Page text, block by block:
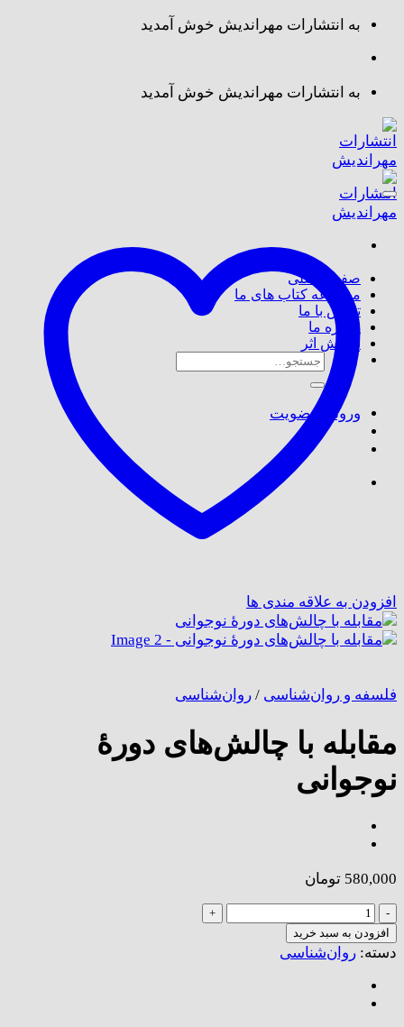
Skip
content
به انتشارات مهراندیش خوش آمدید
به انتشارات مهراندیش خوش آمدید
صفحه اصلی
مجموعه کتاب های ما
تماس با ما
درباره ما
پذیرش اثر
جستجو
برای:
ورود / عضویت
افزودن به علاقه مندی ها
فلسفه و روان‌شناسی / روان‌شناسی
مقابله با چالش‌های دورۀ
نوجوانی
580,000 تومان
مقابله
با
چالش‌های
نوجوانی
عدد
افزودن به سبد خرید
دسته: روان‌شناسی